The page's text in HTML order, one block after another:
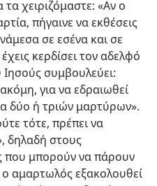
σοβαρά ζητήματα, και
τα χειριζόμαστε: «Αν ο
πήγαινε να εκθέσεις
σε εσένα και σε
κερδίσει τον αδελφό
συμβουλεύει:
για να εδραιωθεί
δύο ή τριών μαρτύρων».
τότε, πρέπει να
δηλαδή στους
που μπορούν να πάρουν